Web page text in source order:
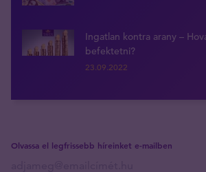
Ingatlan kontra arany –
befektetni?
23.09.2022
Olvassa el legfrissebb híreinket e-mailben